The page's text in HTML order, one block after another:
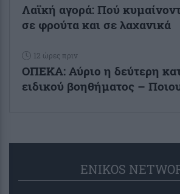
Λαϊκή αγορά: Πού
σε φρούτα και σε λαχανικά
12 ώρες πριν
ΟΠΕΚΑ: Αύριο η δεύτερη
ειδικού βοηθήματος –
ENIKOS